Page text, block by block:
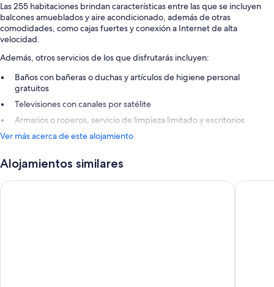
Las 255 habitaciones brindan características entre las que se incluyen
balcones amueblados y aire acondicionado, además de otras
comodidades, como cajas fuertes y conexión a Internet de alta
velocidad.
Además, otros servicios de los que disfrutarás incluyen:
Baños con bañeras o duchas y artículos de higiene personal
gratuitos
Televisiones con canales por satélite
Armarios o roperos, servicio de limpieza limitado y escritorios
Ver más acerca de este alojamiento
Alojamientos similares
Hotel Caribe Ibiza Outsite